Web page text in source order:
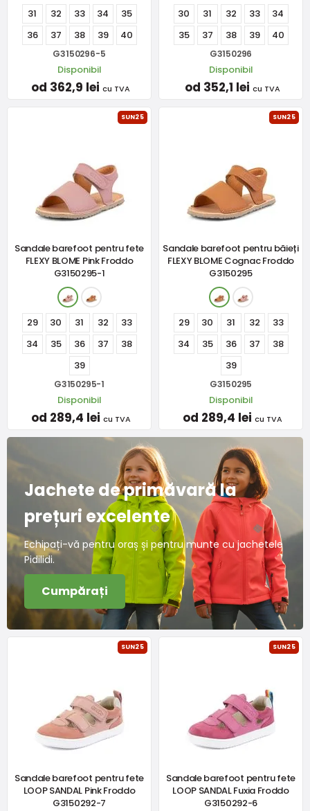
31 32 33 34
35
36
37 38 39 40
G3150296-5
Disponibil
od 362,9 lei cu TVA
30 31 32 33
34
35
37 38 39 40
G3150296
Disponibil
od 352,1 lei cu TVA
SUN25
Sandale barefoot pentru fete
FLEXY BLOME Pink Froddo
G3150295-1
29 30 31 32
33
34
35 36 37
38
39
G3150295-1
Disponibil
od 289,4 lei cu TVA
SUN25
Sandale barefoot pentru băieți
FLEXY BLOME Cognac Froddo
G3150295
29 30 31 32
33
34
35 36 37
38
39
G3150295
Disponibil
od 289,4 lei cu TVA
Jachete de primăvară la
prețuri excelente
Echipați-vă pentru oraș și pentru munte cu jachetele
Pidilidi.
Cumpărați
SUN25
Sandale barefoot pentru fete
LOOP SANDAL Pink Froddo
G3150292-7
SUN25
Sandale barefoot pentru fete
LOOP SANDAL Fuxia Froddo
G3150292-6